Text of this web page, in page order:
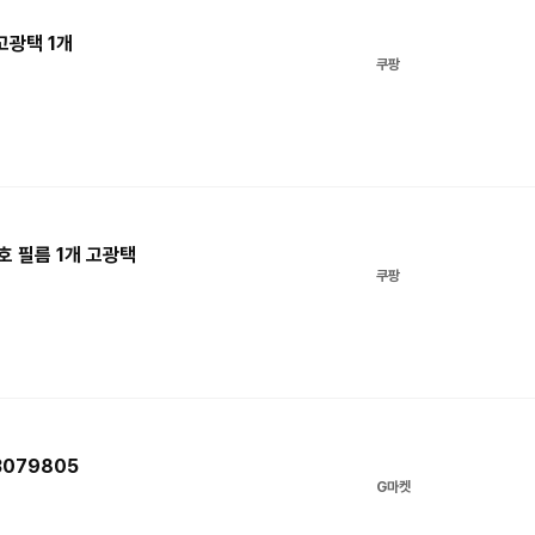
택 1개
쿠팡
필름 1개 고광택
쿠팡
G마켓